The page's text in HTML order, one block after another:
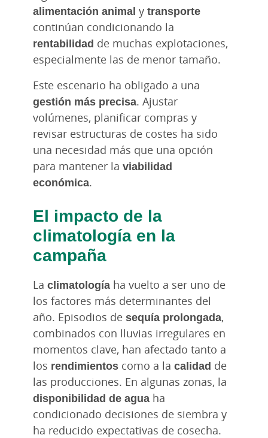
alimentación animal y transporte
continúan condicionando la
rentabilidad de muchas explotaciones,
especialmente las de menor tamaño.
Este escenario ha obligado a una
gestión más precisa. Ajustar
volúmenes, planificar compras y
revisar estructuras de costes ha sido
una necesidad más que una opción
para mantener la viabilidad
económica.
El impacto de la
climatología en la
campaña
La climatología ha vuelto a ser uno de
los factores más determinantes del
año. Episodios de sequía prolongada,
combinados con lluvias irregulares en
momentos clave, han afectado tanto a
los rendimientos como a la calidad de
las producciones. En algunas zonas, la
disponibilidad de agua ha
condicionado decisiones de siembra y
ha reducido expectativas de cosecha.